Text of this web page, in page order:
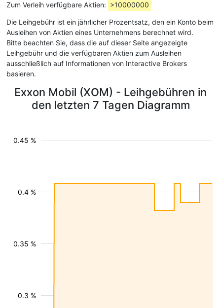
Zum Verleih verfügbare Aktien: >10000000
Die Leihgebühr ist ein jährlicher Prozentsatz, den ein Konto beim
Ausleihen von Aktien eines Unternehmens berechnet wird.
Bitte beachten Sie, dass die auf dieser Seite angezeigte
Leihgebühr und die verfügbaren Aktien zum Ausleihen
ausschließlich auf Informationen von Interactive Brokers
basieren.
Exxon Mobil (XOM) - Leihgebühren in
den letzten 7 Tagen Diagramm
0.3 %
0.35 %
0.4 %
0.45 %